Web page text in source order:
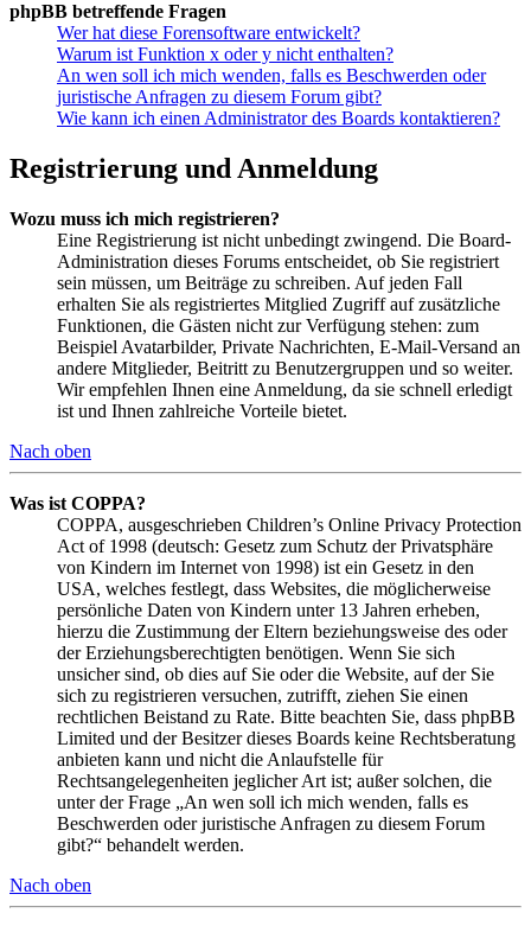
phpBB betreffende Fragen
Wer hat diese Forensoftware entwickelt?
Warum ist Funktion x oder y nicht enthalten?
An wen soll ich mich wenden, falls es Beschwerden oder
juristische Anfragen zu diesem Forum gibt?
Wie kann ich einen Administrator des Boards kontaktieren?
Registrierung und Anmeldung
Wozu muss ich mich registrieren?
Eine Registrierung ist nicht unbedingt zwingend. Die Board-
Administration dieses Forums entscheidet, ob Sie registriert
sein müssen, um Beiträge zu schreiben. Auf jeden Fall
erhalten Sie als registriertes Mitglied Zugriff auf zusätzliche
Funktionen, die Gästen nicht zur Verfügung stehen: zum
Beispiel Avatarbilder, Private Nachrichten, E-Mail-Versand an
andere Mitglieder, Beitritt zu Benutzergruppen und so weiter.
Wir empfehlen Ihnen eine Anmeldung, da sie schnell erledigt
ist und Ihnen zahlreiche Vorteile bietet.
Nach oben
Was ist COPPA?
COPPA, ausgeschrieben Children’s Online Privacy Protection
Act of 1998 (deutsch: Gesetz zum Schutz der Privatsphäre
von Kindern im Internet von 1998) ist ein Gesetz in den
USA, welches festlegt, dass Websites, die möglicherweise
persönliche Daten von Kindern unter 13 Jahren erheben,
hierzu die Zustimmung der Eltern beziehungsweise des oder
der Erziehungsberechtigten benötigen. Wenn Sie sich
unsicher sind, ob dies auf Sie oder die Website, auf der Sie
sich zu registrieren versuchen, zutrifft, ziehen Sie einen
rechtlichen Beistand zu Rate. Bitte beachten Sie, dass phpBB
Limited und der Besitzer dieses Boards keine Rechtsberatung
anbieten kann und nicht die Anlaufstelle für
Rechtsangelegenheiten jeglicher Art ist; außer solchen, die
unter der Frage „An wen soll ich mich wenden, falls es
Beschwerden oder juristische Anfragen zu diesem Forum
gibt?“ behandelt werden.
Nach oben